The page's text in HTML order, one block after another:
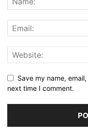
Save my name,
next time I comment.